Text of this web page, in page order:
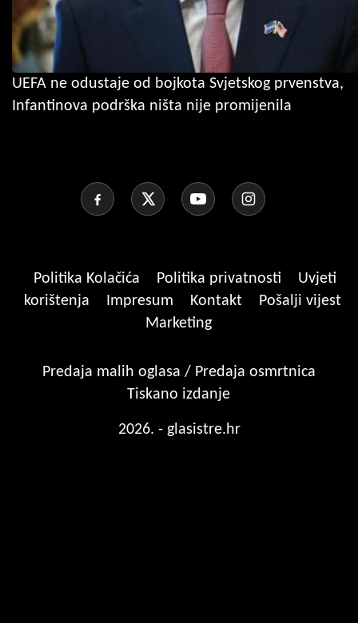
UEFA ne odustaje od bojkota Svjetskog prvenstva,
Infantinova podrška ništa nije promijenila
Politika Kolačića Politika privatnosti
Uvjeti
korištenja
Impresum Kontakt
Pošalji vijest
Marketing
Predaja malih oglasa / Predaja osmrtnica
Tiskano izdanje
2026. - glasistre.hr